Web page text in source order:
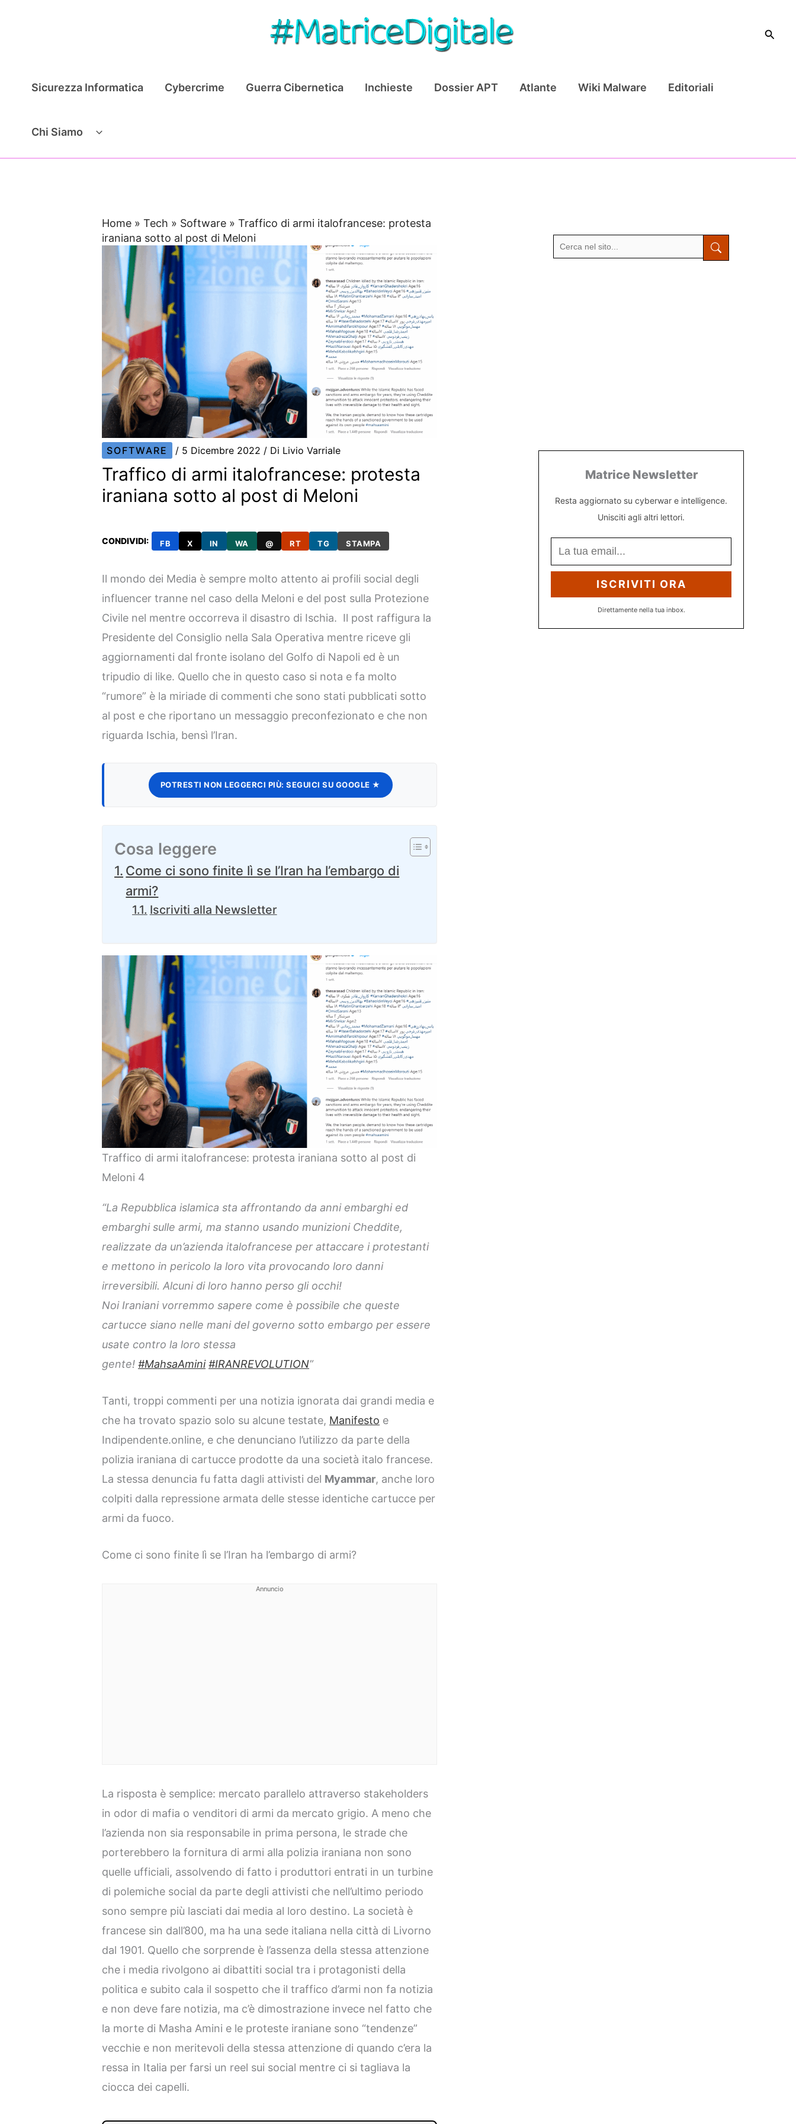
Cerca
Sicurezza Informatica Cybercrime Guerra Cibernetica Inchieste Dossier APT Atlante Wiki Malware Editoriali
Chi Siamo
Home »Tech » Software »Traffico di armi italofrancese: protesta
iraniana sotto al post di Meloni
SOFTWARE / 5 Dicembre 2022 / Di Livio Varriale
Traffico di armi italofrancese: protesta
iraniana sotto al post di Meloni
CONDIVIDI: FB X IN WA @ RT TG STAMPA
Il mondo dei Media è sempre molto attento ai profili social degli
influencer tranne nel caso della Meloni e del post sulla Protezione
Civile nel mentre occorreva il disastro di Ischia. Il post raffigura la
Presidente del Consiglio nella Sala Operativa mentre riceve gli
aggiornamenti dal fronte isolano del Golfo di Napoli ed è un
tripudio di like. Quello che in questo caso si nota e fa molto
“rumore” è la miriade di commenti che sono stati pubblicati sotto
al post e che riportano un messaggio preconfezionato e che non
riguarda Ischia, bensì l’Iran.
POTRESTI NON LEGGERCI PIÙ: SEGUICI SU GOOGLE ★
Cosa leggere
Come ci sono finite lì se l’Iran ha l’embargo di
armi?
Iscriviti alla Newsletter
Traffico di armi italofrancese: protesta iraniana sotto al post di
Meloni 4
“La Repubblica islamica sta affrontando da anni embarghi ed
embarghi sulle armi, ma stanno usando munizioni Cheddite,
realizzate da un’azienda italofrancese per attaccare i protestanti
e mettono in pericolo la loro vita provocando loro danni
irreversibili. Alcuni di loro hanno perso gli occhi!
Noi Iraniani vorremmo sapere come è possibile che queste
cartucce siano nelle mani del governo sotto embargo per essere
usate contro la loro stessa
gente!#MahsaAmini #IRANREVOLUTION”
Tanti, troppi commenti per una notizia ignorata dai grandi media e
che ha trovato spazio solo su alcune testate, Manifesto e
Indipendente.online, e che denunciano l’utilizzo da parte della
polizia iraniana di cartucce prodotte da una società italo francese.
La stessa denuncia fu fatta dagli attivisti del Myammar, anche loro
colpiti dalla repressione armata delle stesse identiche cartucce per
armi da fuoco.
Come ci sono finite lì se l’Iran ha l’embargo di armi?
Annuncio
La risposta è semplice: mercato parallelo attraverso stakeholders
in odor di mafia o venditori di armi da mercato grigio. A meno che
l’azienda non sia responsabile in prima persona, le strade che
porterebbero la fornitura di armi alla polizia iraniana non sono
quelle ufficiali, assolvendo di fatto i produttori entrati in un turbine
di polemiche social da parte degli attivisti che nell’ultimo periodo
sono sempre più lasciati dai media al loro destino. La società è
francese sin dall’800, ma ha una sede italiana nella città di Livorno
dal 1901. Quello che sorprende è l’assenza della stessa attenzione
che i media rivolgono ai dibattiti social tra i protagonisti della
politica e subito cala il sospetto che il traffico d’armi non fa notizia
e non deve fare notizia, ma c’è dimostrazione invece nel fatto che
la morte di Masha Amini e le proteste iraniane sono “tendenze”
vecchie e non meritevoli della stessa attenzione di quando c’era la
ressa in Italia per farsi un reel sui social mentre ci si tagliava la
ciocca dei capelli.
Matrice Newsletter
Resta aggiornato su cyberwar e intelligence.
Unisciti agli altri lettori.
ISCRIVITI ORA
Direttamente nella tua inbox.